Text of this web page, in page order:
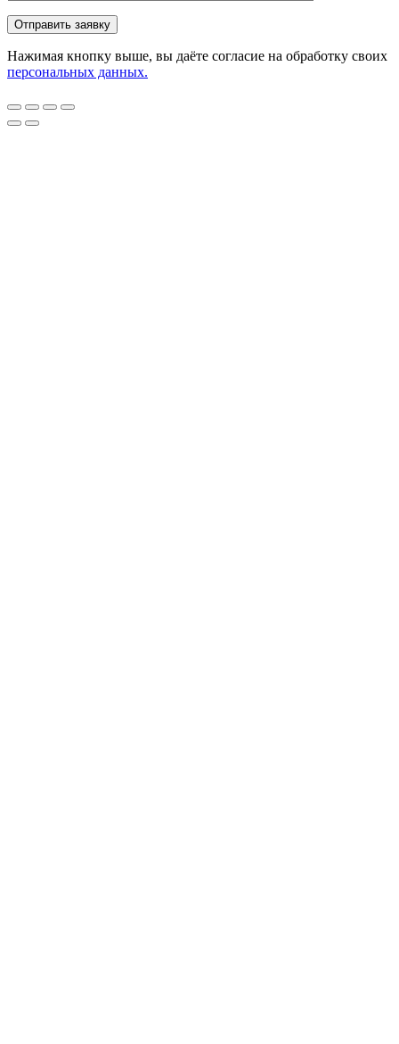
Нажимая кнопку выше, вы даёте согласие на обработку своих
персональных данных.